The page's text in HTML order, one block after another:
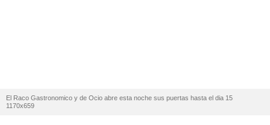
El Raco Gastronomico y de Ocio abre esta noche sus puertas hasta el dia 15
1170x659